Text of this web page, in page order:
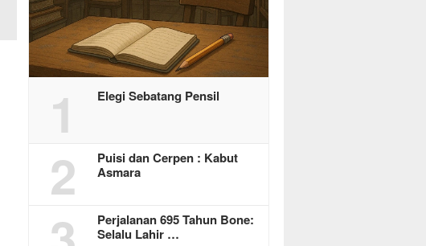
1 Elegi Sebatang Pensil
2
Puisi dan Cerpen : Kabut
Asmara
Perjalanan 695 Tahun Bone:
Selalu Lahir …